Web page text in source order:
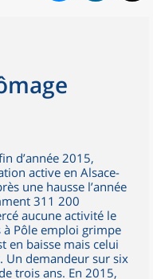
d’année 2015,
active en Alsace-
une hausse l’année
311 200
aucune activité le
Pôle emploi grimpe
en baisse mais celui
Un demandeur sur six
trois ans. En 2015,